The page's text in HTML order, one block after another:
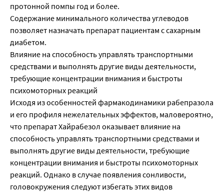
протонной помпы год и более.
Содержание минимального количества углеводов
позволяет назначать препарат пациентам с сахарным
диабетом.
Влияние на способность управлять транспортными
средствами и выполнять другие виды деятельности,
требующие концентрации внимания и быстроты
психомоторных реакций
Исходя из особенностей фармакодинамики рабепразола
и его профиля нежелательных эффектов, маловероятно,
что препарат Хайрабезол оказывает влияние на
способность управлять транспортными средствами и
выполнять другие виды деятельности, требующие
концентрации внимания и быстроты психомоторных
реакций. Однако в случае появления сонливости,
головокружения следуют избегать этих видов